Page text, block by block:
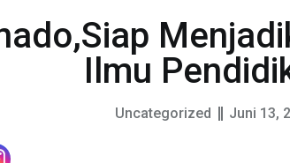
Ilmu
Uncategorized Juni 13,